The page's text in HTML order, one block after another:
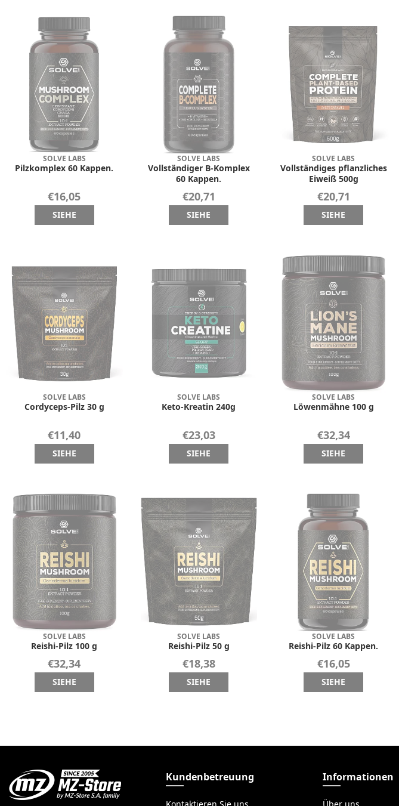
SOLVE LABS
Pilzkomplex 60 Kappen.
€16,05
SIEHE
SOLVE LABS
Vollständiger B-Komplex
60 Kappen.
€20,71
SIEHE
SOLVE LABS
Vollständiges pflanzliches
Eiweiß 500g
€20,71
SIEHE
SOLVE LABS
Cordyceps-Pilz 30 g
€11,40
SIEHE
SOLVE LABS
Keto-Kreatin 240g
€23,03
SIEHE
SOLVE LABS
Löwenmähne 100 g
€32,34
SIEHE
SOLVE LABS
Reishi-Pilz 100 g
€32,34
SIEHE
SOLVE LABS
Reishi-Pilz 50 g
€18,38
SIEHE
SOLVE LABS
Reishi-Pilz 60 Kappen.
€16,05
SIEHE
Kundenbetreuung Informationen